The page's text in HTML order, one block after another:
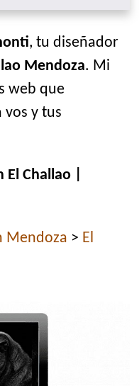
, tu diseñador
Mendoza. Mi
web que
y tus
Challao |
Mendoza > El